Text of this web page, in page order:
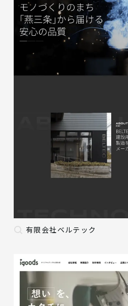
有限会社ベルテック